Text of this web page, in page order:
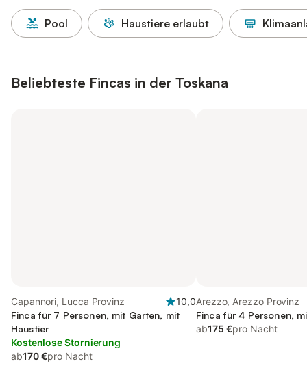
Pool Haustiere erlaubt
Beliebteste Fincas in der Toskana
Capannori, Lucca Provinz
10,0
Finca für 7 Personen, mit Garten, mit
Haustier
Kostenlose Stornierung
ab170 €pro Nacht
Arezzo, Arezzo Provinz
Finca für 4 Personen,
ab175 €pro Nacht